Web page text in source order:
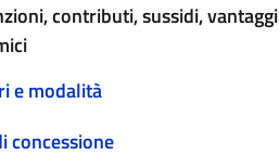
contributi, sussidi, vantaggi
e modalità
concessione